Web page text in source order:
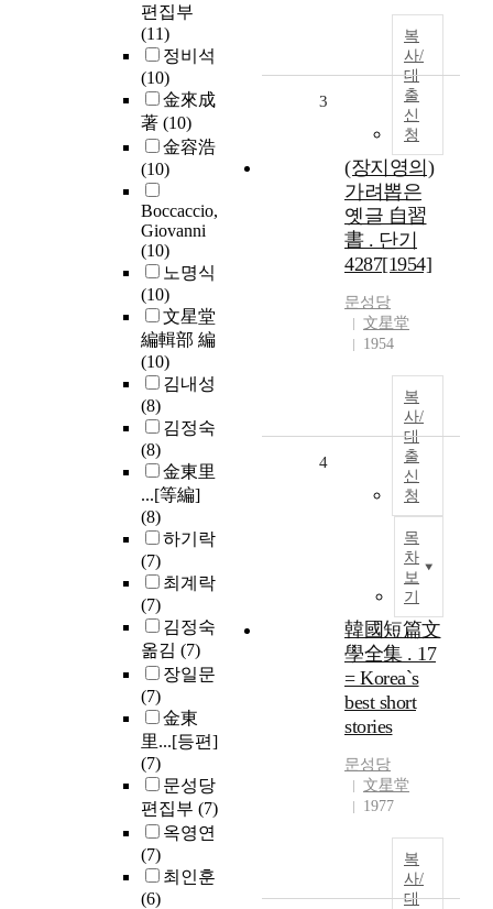
편집부
(11)
정비석
(10)
金來成
著 (10)
金容浩
(10)
Boccaccio,
Giovanni
(10)
노명식
(10)
文星堂
編輯部 編
(10)
김내성
(8)
김정숙
(8)
金東里
...[等編]
(8)
하기락
(7)
최계락
(7)
김정숙
옮김 (7)
장일문
(7)
金東
里...[등편]
(7)
문성당
편집부 (7)
옥영연
(7)
최인훈
(6)
복
사/
대
출
신
청
3
(장지영의)
가려뽑은
옛글 自習
書 . 단기
4287[1954]
문성당
文星堂
1954
복
사/
대
출
신
청
목
차
보
기
4
韓國短篇文
學全集 . 17
= Korea`s
best short
stories
문성당
文星堂
1977
복
사/
대